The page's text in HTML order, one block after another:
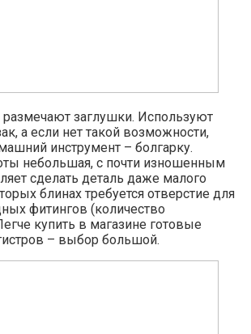
размечают заглушки. Используют
а если нет такой возможности,
инструмент – болгарку.
небольшая, с почти изношенным
сделать деталь даже малого
блинах требуется отверстие для
фитингов (количество
купить в магазине готовые
– выбор большой.